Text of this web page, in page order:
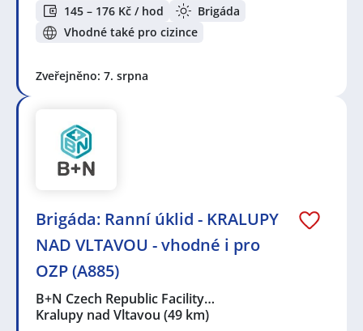
145 – 176 Kč / hod
Brigáda
Vhodné také pro cizince
Zveřejněno: 7. srpna
Brigáda: Ranní úklid - KRALUPY
NAD VLTAVOU - vhodné i pro
OZP (A885)
B+N Czech Republic Facility…
Kralupy nad Vltavou (49 km)